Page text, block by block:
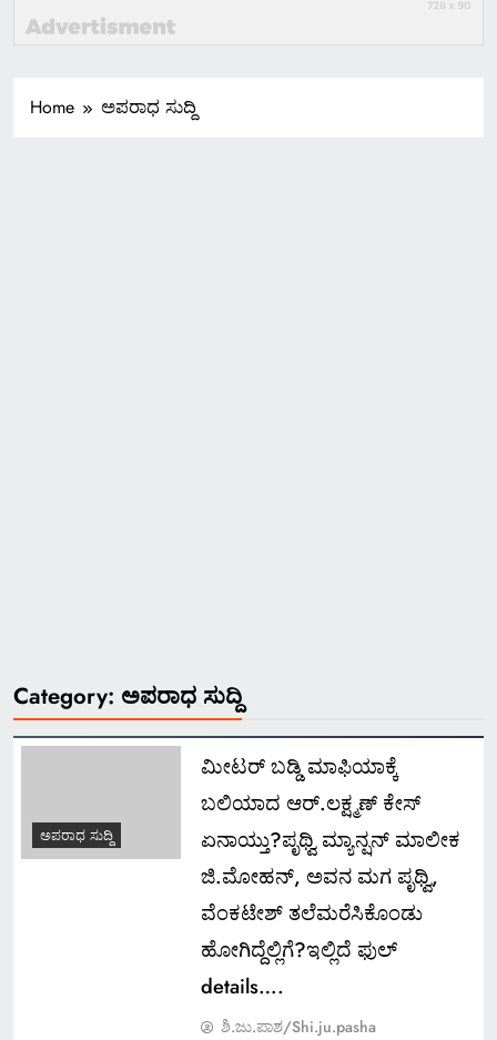
Home ಅಪರಾಧ ಸುದ್ದಿ
Category: ಅಪರಾಧ ಸುದ್ದಿ
ಅಪರಾಧ ಸುದ್ದಿ
ಮೀಟರ್ ಬಡ್ಡಿ ಮಾಫಿಯಾಕ್ಕೆ
ಬಲಿಯಾದ ಆರ್.ಲಕ್ಷ್ಮಣ್ ಕೇಸ್
ಏನಾಯ್ತು?ಪೃಥ್ವಿ ಮ್ಯಾನ್ಷನ್ ಮಾಲೀಕ
ಜಿ.ಮೋಹನ್, ಅವನ ಮಗ ಪೃಥ್ವಿ,
ವೆಂಕಟೇಶ್ ತಲೆಮರೆಸಿಕೊಂಡು
ಹೋಗಿದ್ದೆಲ್ಲಿಗೆ?ಇಲ್ಲಿದೆ ಫುಲ್
details….
ಶಿ.ಜು.ಪಾಶ/Shi.ju.pasha